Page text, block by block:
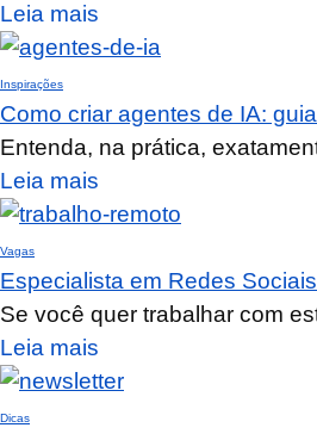
Leia mais
Inspirações
Como criar agentes de IA:
Entenda, na prática,
Leia mais
Vagas
Especialista em Redes
Se você quer trabalhar com
Leia mais
Dicas